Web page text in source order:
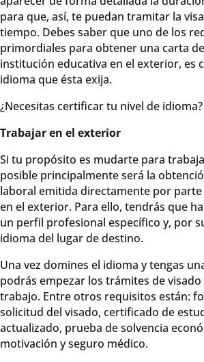
para que, así, te puedan tramitar la
tiempo. Debes saber que uno de los
primordiales para obtener una carta
institución educativa en el exterior, es
idioma que ésta exija.
¿Necesitas certificar tu nivel de idioma?
Trabajar en el exterior
Si tu propósito es mudarte para
posible principalmente será la
laboral emitida directamente por
en el exterior. Para ello, tendrás que
un perfil profesional específico y, por
idioma del lugar de destino.
Una vez domines el idioma y tengas
podrás empezar los trámites de
trabajo. Entre otros requisitos están:
solicitud del visado, certificado de
actualizado, prueba de solvencia
motivación y seguro médico.